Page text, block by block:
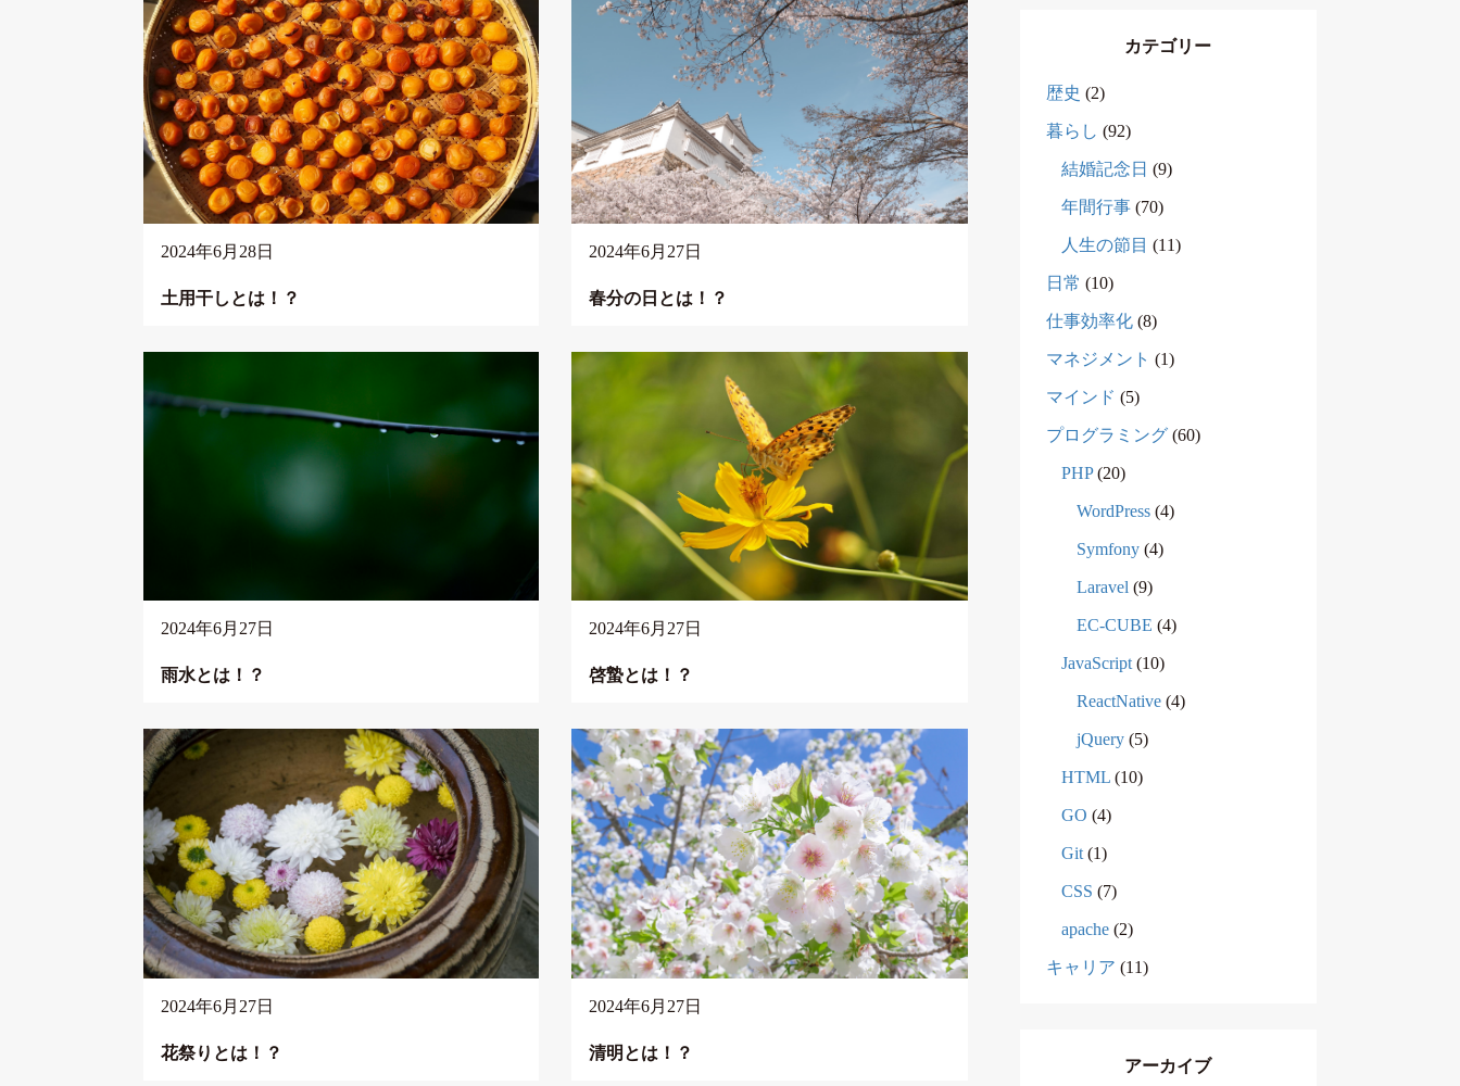
2024年6月28日
土用干しとは！？
2024年6月27日
春分の日とは！？
2024年6月27日
雨水とは！？
2024年6月27日
啓蟄とは！？
2024年6月27日
花祭りとは！？
2024年6月27日
清明とは！？
カテゴリー
歴史 (2)
暮らし (92)
結婚記念日 (9)
年間行事(70)
人生の節目 (11)
日常 (10)
仕事効率化(8)
マネジメント (1)
マインド (5)
プログラミング(60)
PHP(20)
WordPress(4)
Symfony(4)
Laravel (9)
EC-CUBE (4)
JavaScript(10)
ReactNative(4)
jQuery(5)
HTML(10)
GO (4)
Git(1)
CSS (7)
apache(2)
キャリア (11)
アーカイブ